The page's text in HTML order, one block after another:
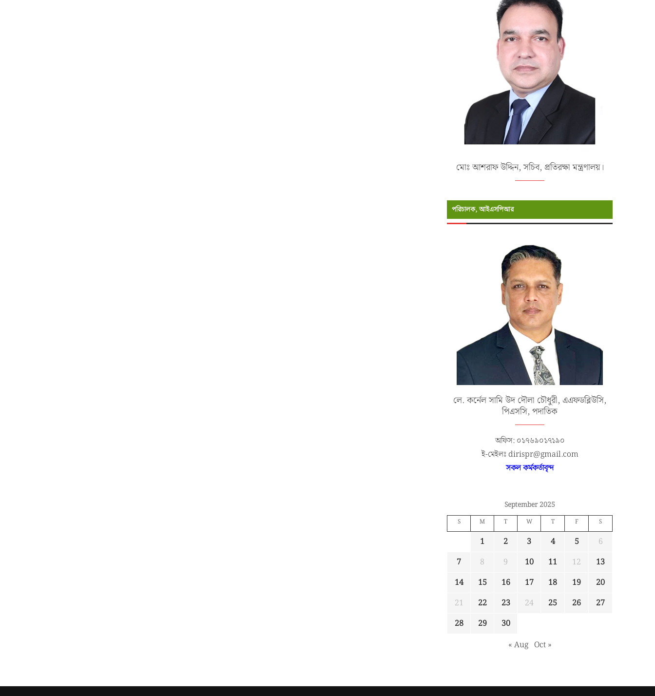
মোঃ আশরাফ উদ্দিন, সচিব, প্রতিরক্ষা মন্ত্রণালয়।
পরিচালক, আইএসপিআর
লে. কর্নেল সামি উদ দৌলা চৌধুরী, এএফডব্লিউসি,
পিএসসি, পদাতিক
অফিস: ০১৭৬৯০১৭১৯০
ই-মেইলঃ dirispr@gmail.com
সকল কর্মকর্তাবৃন্দ
September 2025
S M T W T F S
1 2 3 4 5
6
7
8 9 10 11 12
13
14
15 16 17 18 19
20
21
22 23 24 25 26
27
28
29
30
« Aug Oct »